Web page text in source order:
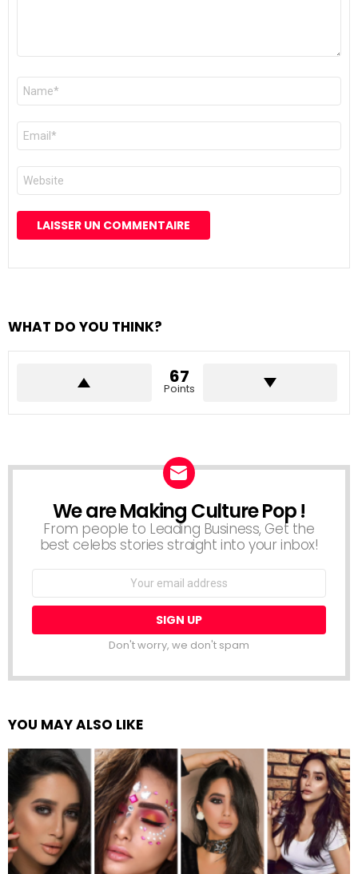
Nom
E-
mail
*
Site
web
WHAT DO YOU THINK?
67
Points
NEWSLETTER
We are Making Culture Pop !
From people to Leading Business, Get the
best celebs stories straight into your inbox!
Email
Don't worry, we don't spam
YOU MAY ALSO LIKE